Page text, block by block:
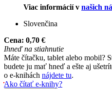
Viac informácií v našich
Slovenčina
Cena: 0,70 €
Ihneď na stiahnutie
Máte čítačku, tablet alebo mobil?
budete ju mať hneď a ešte aj
o e-knihách nájdete tu.
Ako čítať e-knihy?